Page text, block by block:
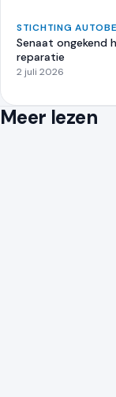
STICHTING
Senaat ongekend
reparatie
2 juli 2026
Meer lezen